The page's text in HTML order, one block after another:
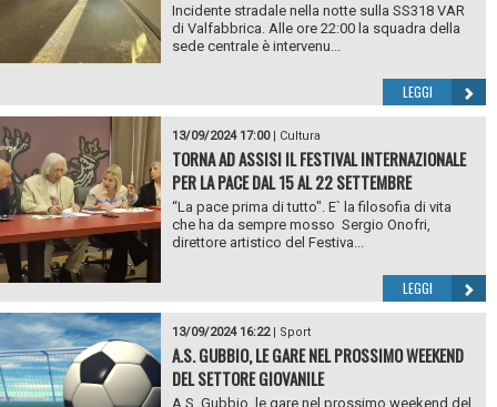
Incidente stradale nella notte sulla SS318 VAR
di Valfabbrica. Alle ore 22:00 la squadra della
sede centrale è intervenu...
LEGGI
13/09/2024 17:00| Cultura
TORNA AD ASSISI IL FESTIVAL INTERNAZIONALE
PER LA PACE DAL 15 AL 22 SETTEMBRE
“La pace prima di tutto". E` la filosofia di vita
che ha da sempre mosso Sergio Onofri,
direttore artistico del Festiva...
LEGGI
13/09/2024 16:22| Sport
A.S. GUBBIO, LE GARE NEL PROSSIMO WEEKEND
DEL SETTORE GIOVANILE
A.S. Gubbio, le gare nel prossimo weekend del